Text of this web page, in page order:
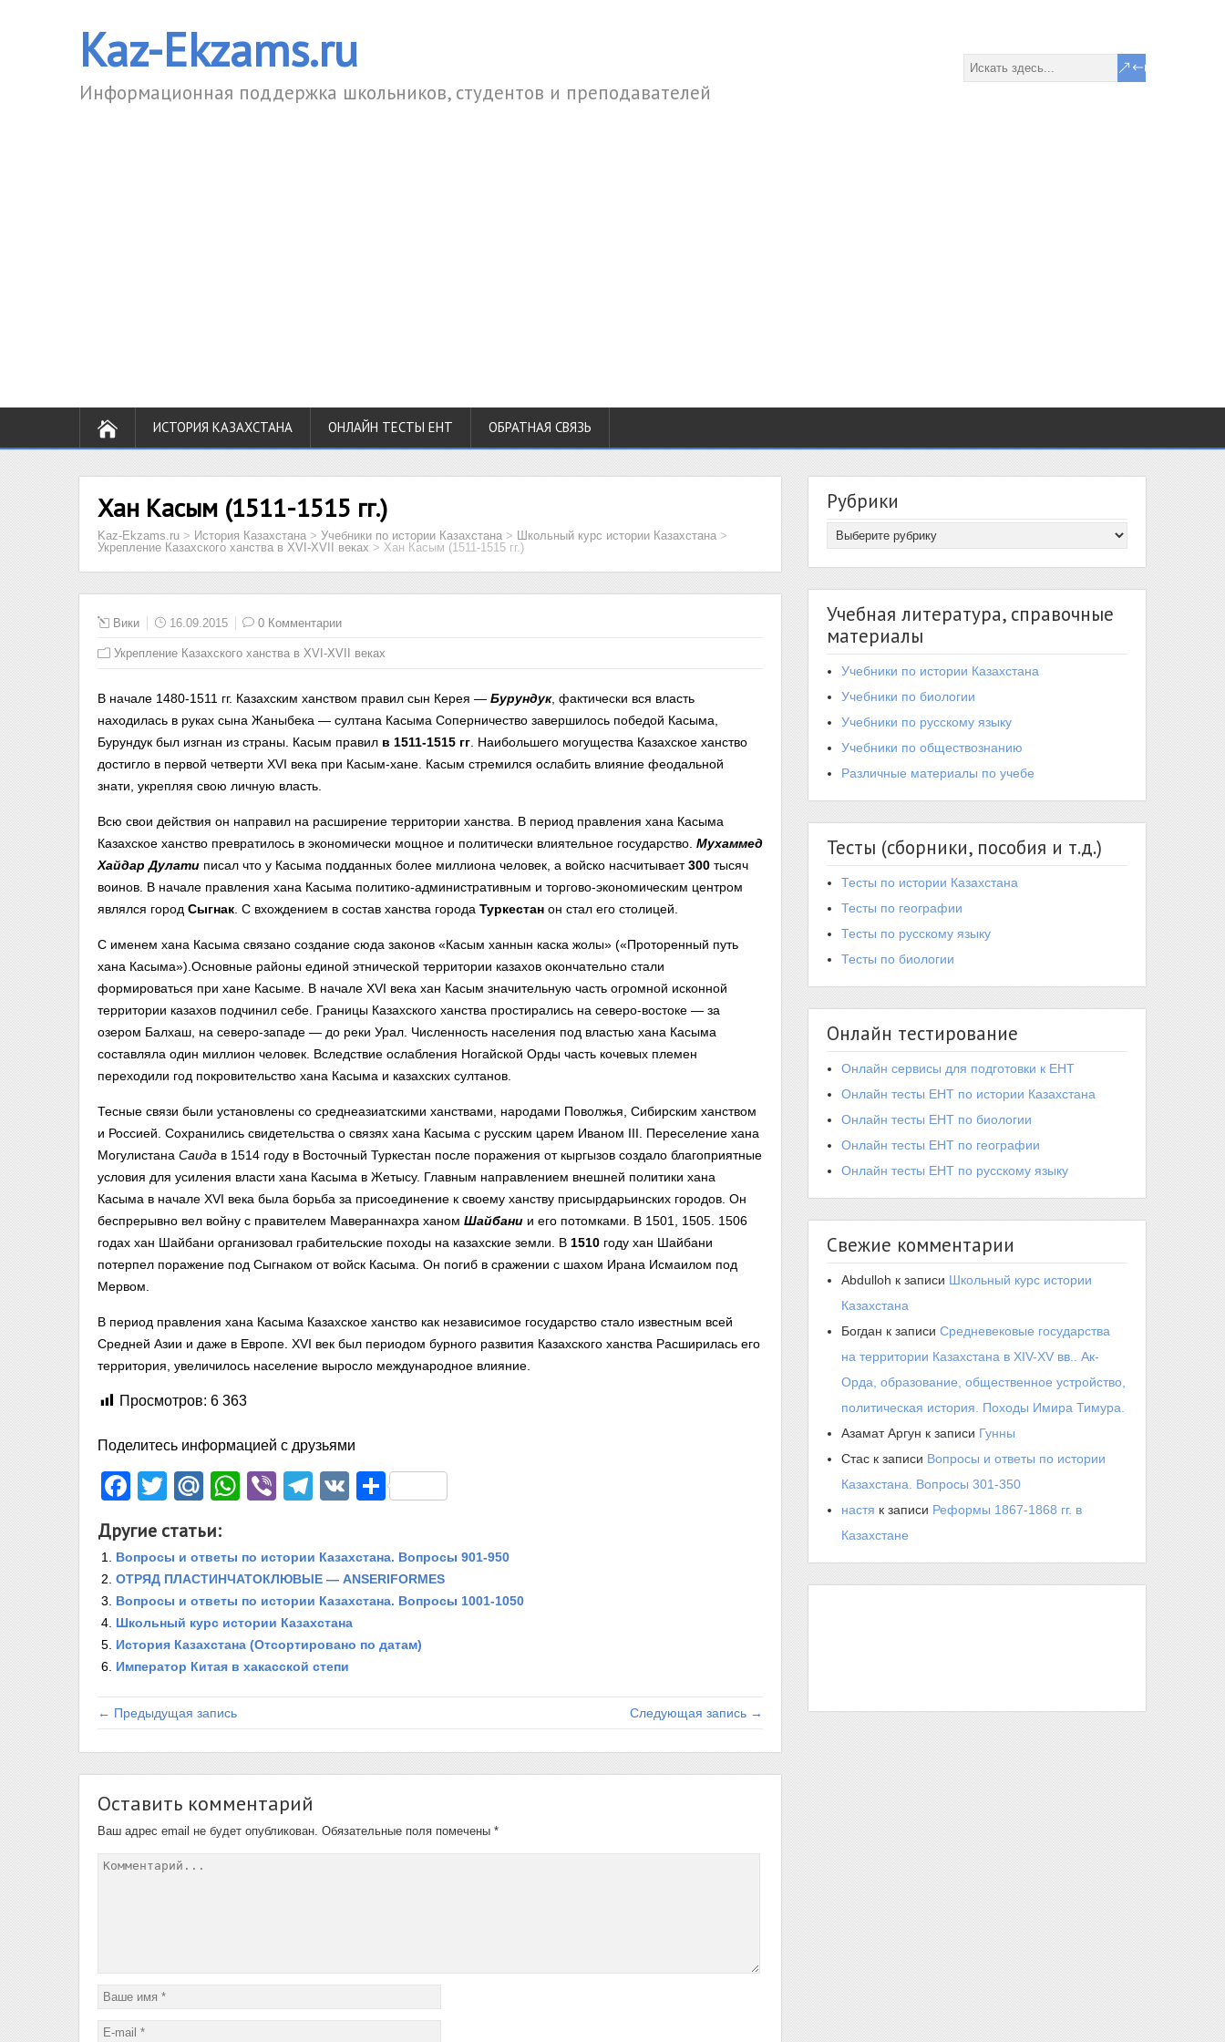
Kaz-Ekzams.ru
Информационная поддержка школьников, студентов и преподавателей
ИСТОРИЯ КАЗАХСТАНА ОНЛАЙН ТЕСТЫ ЕНТ ОБРАТНАЯ СВЯЗЬ
Хан Касым (1511-1515 гг.)
Kaz-Ekzams.ru > История Казахстана > Учебники по истории Казахстана > Школьный курс истории Казахстана >
Укрепление Казахского ханства в XVI-XVII веках > Хан Касым (1511-1515 гг.)
Вики 16.09.2015 0 Комментарии
Укрепление Казахского ханства в XVI-XVII веках
В начале 1480-1511 гг. Казахским ханством правил сын Керея — Бурундук, фактически вся власть
находилась в руках сына Жаныбека — султана Касыма Соперничество завершилось победой Касыма,
Бурундук был изгнан из страны. Касым правил в 1511-1515 гг . Наибольшего могущества Казахское ханство
достигло в первой четверти XVI века при Касым-хане. Касым стремился ослабить влияние феодальной
знати, укрепляя свою личную власть.
Всю свои действия он направил на расширение территории ханства. В период правления хана Касыма
Казахское ханство превратилось в экономически мощное и политически влиятельное государство. Мухаммед
Хайдар Дулати писал что у Касыма подданных более миллиона человек, а войско насчитывает300 тысяч
воинов. В начале правления хана Касыма политико-административным и торгово-экономическим центром
являлся город Сыгнак . С вхождением в состав ханства города Туркестан он стал его столицей.
С именем хана Касыма связано создание сюда законов «Касым ханнын каска жолы» («Проторенный путь
хана Касыма»).Основные районы единой этнической территории казахов окончательно стали
формироваться при хане Касыме. В начале XVI века хан Касым значительную часть огромной исконной
территории казахов подчинил себе. Границы Казахского ханства простирались на северо-востоке — за
озером Балхаш, на северо-западе — до реки Урал. Численность населения под властью хана Касыма
составляла один миллион человек. Вследствие ослабления Ногайской Орды часть кочевых племен
переходили год покровительство хана Касыма и казахских султанов.
Тесные связи были установлены со среднеазиатскими ханствами, народами Поволжья, Сибирским ханством
и Россией. Сохранились свидетельства о связях хана Касыма с русским царем Иваном III. Переселение хана
Могулистана Саида в 1514 году в Восточный Туркестан после поражения от кыргызов создало благоприятные
условия для усиления власти хана Касыма в Жетысу. Главным направлением внешней политики хана
Касыма в начале XVI века была борьба за присоединение к своему ханству присырдарьинских городов. Он
беспрерывно вел войну с правителем Мавераннахра ханом Шайбани и его потомками. В 1501, 1505. 1506
годах хан Шайбани организовал грабительские походы на казахские земли. В 1510 году хан Шайбани
потерпел поражение под Сыгнаком от войск Касыма. Он погиб в сражении с шахом Ирана Исмаилом под
Мервом.
В период правления хана Касыма Казахское ханство как независимое государство стало известным всей
Средней Азии и даже в Европе. XVI век был периодом бурного развития Казахского ханства Расширилась его
территория, увеличилось население выросло международное влияние.
Просмотров: 6 363
Поделитесь информацией с друзьями
Facebook
TwitterMail.Ru
WhatsApp
ViberTelegram
VK Отправить
Другие статьи:
Вопросы и ответы по истории Казахстана. Вопросы 901-950
ОТРЯД ПЛАСТИНЧАТОКЛЮВЫЕ — ANSERIFORMES
Вопросы и ответы по истории Казахстана. Вопросы 1001-1050
Школьный курс истории Казахстана
История Казахстана (Отсортировано по датам)
Император Китая в хакасской степи
← Предыдущая запись Следующая запись →
Оставить комментарий
Ваш адрес email не будет опубликован. Обязательные поля помечены *
Рубрики
Учебная литература, справочные
материалы
Учебники по истории Казахстана
Учебники по биологии
Учебники по русскому языку
Учебники по обществознанию
Различные материалы по учебе
Тесты (сборники, пособия и т.д.)
Тесты по истории Казахстана
Тесты по географии
Тесты по русскому языку
Тесты по биологии
Онлайн тестирование
Онлайн сервисы для подготовки к ЕНТ
Онлайн тесты ЕНТ по истории Казахстана
Онлайн тесты ЕНТ по биологии
Онлайн тесты ЕНТ по географии
Онлайн тесты ЕНТ по русскому языку
Свежие комментарии
Abdulloh к записи Школьный курс истории
Казахстана
Богдан к записи Средневековые государства
на территории Казахстана в XIV-XV вв.. Ак-
Орда, образование, общественное устройство,
политическая история. Походы Имира Тимура.
Азамат Аргун к записи Гунны
Стас к записи Вопросы и ответы по истории
Казахстана. Вопросы 301-350
настя к записи Реформы 1867-1868 гг. в
Казахстане